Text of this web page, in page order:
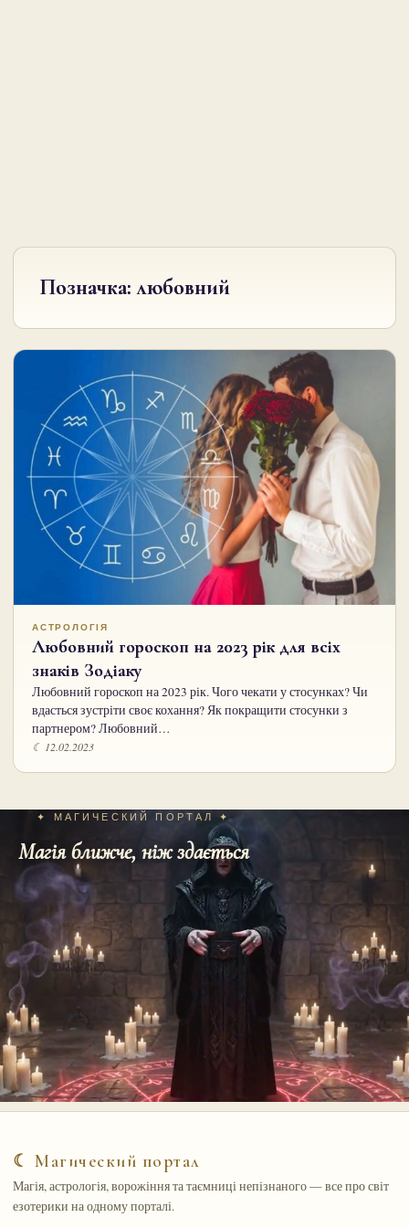
Позначка:любовний
АСТРОЛОГІЯ
Любовний гороскоп на 2023 рік для всіх
знаків Зодіаку
Любовний гороскоп на 2023 рік. Чого чекати у стосунках? Чи
вдасться зустріти своє кохання? Як покращити стосунки з
партнером? Любовний…
☾ 12.02.2023
✦ МАГИЧЕСКИЙ ПОРТАЛ ✦
Магія ближче, ніж здається
☾ Магический портал
Магія, астрологія, ворожіння та таємниці непізнаного — все про світ
езотерики на одному порталі.